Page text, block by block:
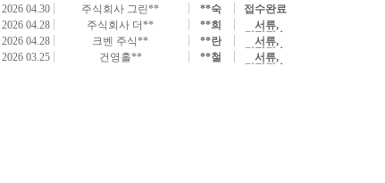
2026 04.30 주식회사 그린** **숙
접수완료
2026 04.28
주식회사 더** **희
서류,
견적전송
2026 04.28 크벤 주식** **란
서류,
견적전송
2026 03.25 건영홀** **철
서류,
견적전송